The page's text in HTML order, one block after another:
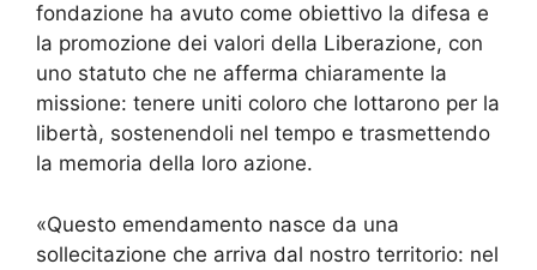
fondazione ha avuto come obiettivo la difesa e
la promozione dei valori della Liberazione, con
uno statuto che ne afferma chiaramente la
missione: tenere uniti coloro che lottarono per la
libertà, sostenendoli nel tempo e trasmettendo
la memoria della loro azione.
«Questo emendamento nasce da una
sollecitazione che arriva dal nostro territorio: nel